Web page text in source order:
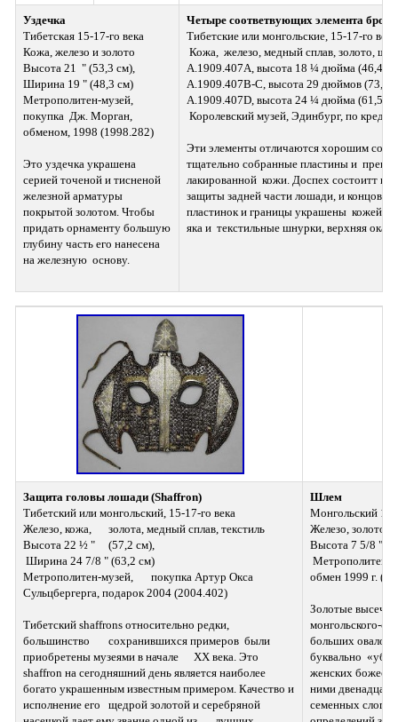
Уздечка
Тибетская 15-17-го века
Кожа, железо и золото
Высота 21  " (53,3 см),
Ширина 19 " (48,3 см)
Метрополитен-музей,
покупка  Дж. Морган,
обменом, 1998 (1998.282)
Это уздечка украшена
серией точеной и тисненой
железной арматуры
покрытой золотом. Чтобы
придать орнаменту большую
глубину часть его нанесена
на железную  основу.
Четыре соответвующих элемента
Тибетские или монгольские, 15-17-го
Кожа,  железо, медный сплав, золото,
A.1909.407A, высота 18 ¼ дюйма (46,4
A.1909.407B-C, высота 29 дюймов (73,7
A.1909.407D, высота 24 ¼ дюйма (61,5
Королевский музей, Эдинбург, по
Эти элементы отличаются хорошим
тщательно собранные пластины и
лакированной  кожи. Доспех состоитт из
защиты задней части лошади, и
пластинок и границы украшены  кожей и
яка и  текстильные шнурки, верхняя
Защита головы лошади (Shaffron)
Тибетский или монгольский, 15-17-го века
Железо, кожа,  	золота, медный сплав, текстиль
Высота 22 ½ "  	(57,2 см),
Ширина 24 7/8 " (63,2 см)
Метрополитен-музей,  	покупка Артур Окса
Сульцбергерга, подарок 2004 (2004.402)
Тибетский shaffrons относительно редки,
большинство  	сохранившихся примеров  были
приобретены музеями в начале  	ХХ века. Это
shaffron на сегодняшний день является наиболее
богато украшенным известным примером. Качество и
исполнение его  	щедрой золотой и серебряной
Шлем
Монгольский 15-
Железо, золото
Высота 7 5/8 "
обмен 1999 г.
Золотые
монгольского-
больших овалов
буквально
женских
ними
семенных